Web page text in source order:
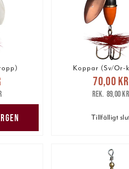
:
pris
Koppar (Sv/Or-
Nuvarande
70,00 kr
89,00 kr
70,00 kr
89,00 kr
Tillfälligt